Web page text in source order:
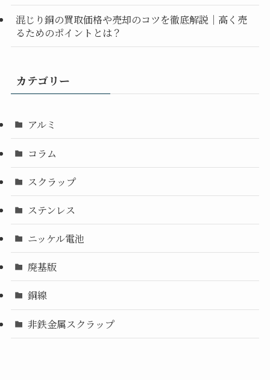
混じり銅の買取価格や売却のコツを徹底解説｜高く売
るためのポイントとは？
カテゴリー
アルミ
コラム
スクラップ
ステンレス
ニッケル電池
廃基版
銅線
非鉄金属スクラップ